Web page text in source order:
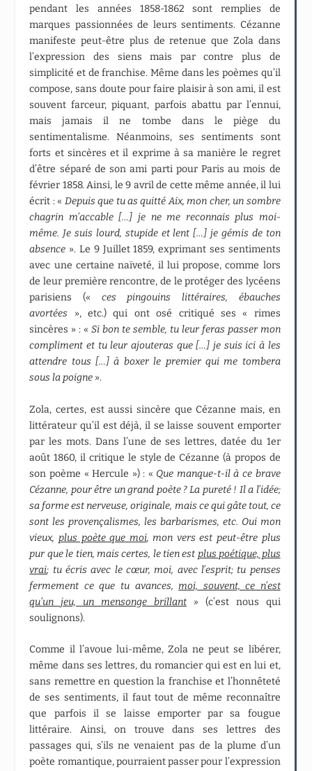
pendant les années 1858-1862 sont remplies de
marques passionnées de leurs sentiments. Cézanne
manifeste peut-être plus de retenue que Zola dans
l’expression des siens mais par contre plus de
simplicité et de franchise. Même dans les poèmes qu’il
compose, sans doute pour faire plaisir à son ami, il est
souvent farceur, piquant, parfois abattu par l’ennui,
mais jamais il ne tombe dans le piège du
sentimentalisme. Néanmoins, ses sentiments sont
forts et sincères et il exprime à sa manière le regret
d’être séparé de son ami parti pour Paris au mois de
février 1858. Ainsi, le 9 avril de cette même année, il lui
écrit : « Depuis que tu as quitté Aix, mon cher, un sombre
chagrin m’accable […] je ne me reconnais plus moi-
même. Je suis lourd, stupide et lent […] je gémis de ton
absence ». Le 9 Juillet 1859, exprimant ses sentiments
avec une certaine naïveté, il lui propose, comme lors
de leur première rencontre, de le protéger des lycéens
parisiens (« ces pingouins littéraires, ébauches
avortées », etc.) qui ont osé critiqué ses « rimes
sincères » : «Si bon te semble, tu leur feras passer mon
compliment et tu leur ajouteras que […] je suis ici à les
attendre tous […] à boxer le premier qui me tombera
sous la poigne ».
Zola, certes, est aussi sincère que Cézanne mais, en
littérateur qu’il est déjà, il se laisse souvent emporter
par les mots. Dans l’une de ses lettres, datée du 1er
août 1860, il critique le style de Cézanne (à propos de
son poème « Hercule ») : « Que manque-t-il à ce brave
Cézanne, pour être un grand poète ? La pureté ! Il a l’idée;
sa forme est nerveuse, originale, mais ce qui gâte tout, ce
sont les provençalismes, les barbarismes, etc. Oui mon
vieux, plus poète que moi, mon vers est peut-être plus
pur que le tien, mais certes, le tien est plus poétique, plus
vrai; tu écris avec le cœur, moi, avec l’esprit; tu penses
fermement ce que tu avances, moi, souvent, ce n’est
qu’un jeu, un mensonge brillant » (c’est nous qui
soulignons).
Comme il l’avoue lui-même, Zola ne peut se libérer,
même dans ses lettres, du romancier qui est en lui et,
sans remettre en question la franchise et l’honnêteté
de ses sentiments, il faut tout de même reconnaître
que parfois il se laisse emporter par sa fougue
littéraire. Ainsi, on trouve dans ses lettres des
passages qui, s’ils ne venaient pas de la plume d’un
poète romantique, pourraient passer pour l’expression